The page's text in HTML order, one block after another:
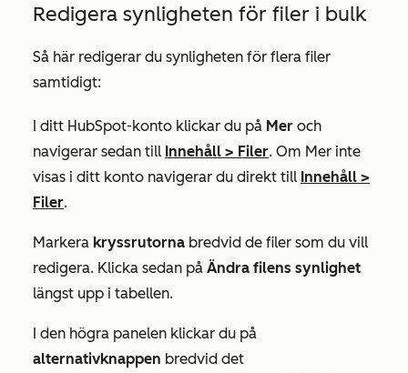
Redigera synligheten för filer i bulk
Så här redigerar du synligheten för flera filer
samtidigt:
I ditt HubSpot-konto klickar du på Mer och
navigerar sedan till Innehåll > Filer. Om Mer inte
visas i ditt konto navigerar du direkt till Innehåll >
Filer.
Markera kryssrutorna bredvid de filer som du vill
redigera. Klicka sedan på Ändra filens synlighet
längst upp i tabellen.
I den högra panelen klickar du på
alternativknappen bredvid det